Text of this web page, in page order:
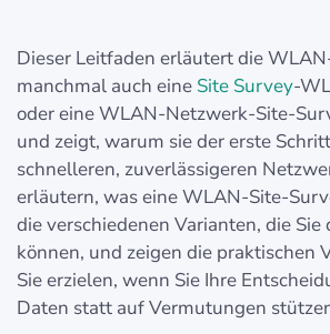
Dieser Leitfaden erläutert die
manchmal auch eine Site Survey-
oder eine WLAN-Netzwerk-Site-
und zeigt, warum sie der erste
schnelleren, zuverlässigeren
erläutern, was eine WLAN-Site-
die verschiedenen Varianten, die
können, und zeigen die praktischen
Sie erzielen, wenn Sie Ihre
Daten statt auf Vermutungen